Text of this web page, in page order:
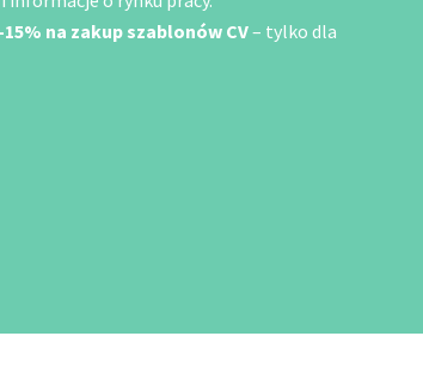
na zakup szablonów CV– tylko dla